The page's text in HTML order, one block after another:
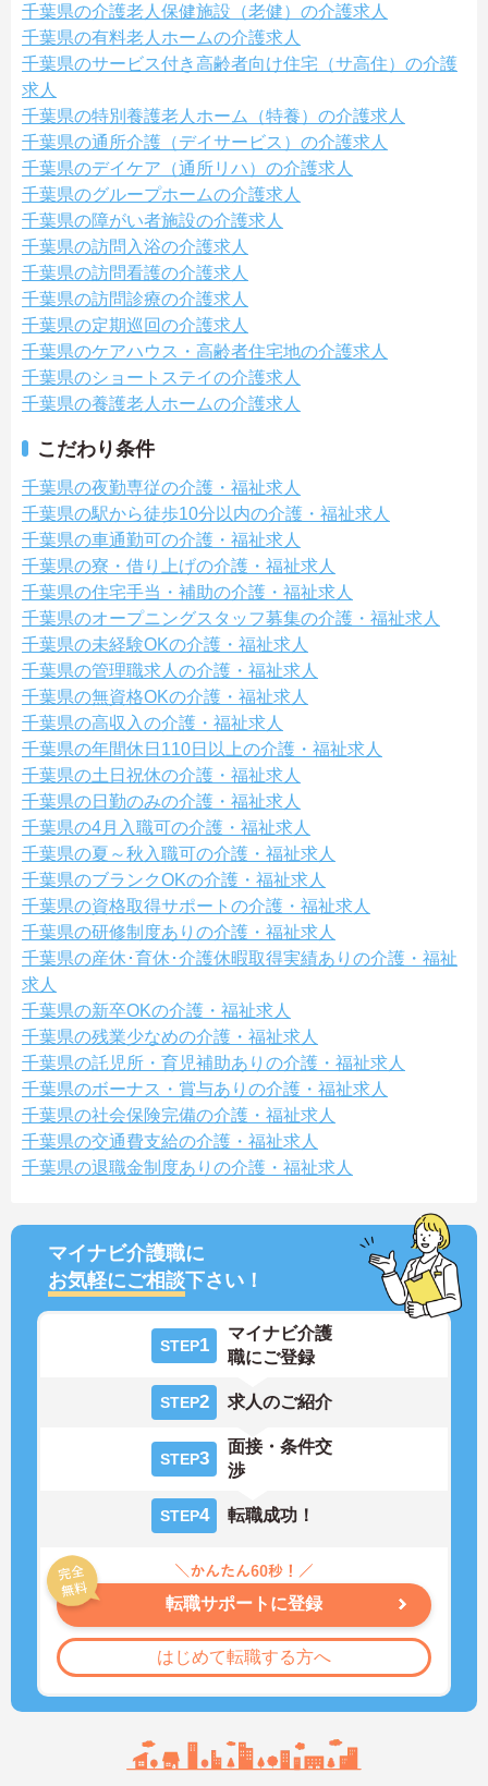
千葉県の介護老人保健施設（老健）の介護求人
千葉県の有料老人ホームの介護求人
千葉県のサービス付き高齢者向け住宅（サ高住）の介護
求人
千葉県の特別養護老人ホーム（特養）の介護求人
千葉県の通所介護（デイサービス）の介護求人
千葉県のデイケア（通所リハ）の介護求人
千葉県のグループホームの介護求人
千葉県の障がい者施設の介護求人
千葉県の訪問入浴の介護求人
千葉県の訪問看護の介護求人
千葉県の訪問診療の介護求人
千葉県の定期巡回の介護求人
千葉県のケアハウス・高齢者住宅地の介護求人
千葉県のショートステイの介護求人
千葉県の養護老人ホームの介護求人
こだわり条件
千葉県の夜勤専従の介護・福祉求人
千葉県の駅から徒歩10分以内の介護・福祉求人
千葉県の車通勤可の介護・福祉求人
千葉県の寮・借り上げの介護・福祉求人
千葉県の住宅手当・補助の介護・福祉求人
千葉県のオープニングスタッフ募集の介護・福祉求人
千葉県の未経験OKの介護・福祉求人
千葉県の管理職求人の介護・福祉求人
千葉県の無資格OKの介護・福祉求人
千葉県の高収入の介護・福祉求人
千葉県の年間休日110日以上の介護・福祉求人
千葉県の土日祝休の介護・福祉求人
千葉県の日勤のみの介護・福祉求人
千葉県の4月入職可の介護・福祉求人
千葉県の夏～秋入職可の介護・福祉求人
千葉県のブランクOKの介護・福祉求人
千葉県の資格取得サポートの介護・福祉求人
千葉県の研修制度ありの介護・福祉求人
千葉県の産休･育休･介護休暇取得実績ありの介護・福祉
求人
千葉県の新卒OKの介護・福祉求人
千葉県の残業少なめの介護・福祉求人
千葉県の託児所・育児補助ありの介護・福祉求人
千葉県のボーナス・賞与ありの介護・福祉求人
千葉県の社会保険完備の介護・福祉求人
千葉県の交通費支給の介護・福祉求人
千葉県の退職金制度ありの介護・福祉求人
マイナビ介護職に
お気軽にご相談下さい！
STEP1
マイナビ介護
職にご登録
STEP2 求人のご紹介
STEP3
面接・条件交
渉
STEP4 転職成功！
転職サポートに登録
はじめて転職する方へ